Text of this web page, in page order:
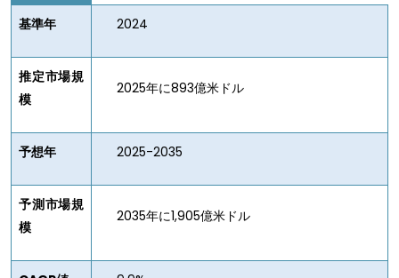
基準年 2024
推定市場規
模
2025年に893億米ドル
予想年 2025-2035
予測市場規
模
2035年に1,905億米ドル